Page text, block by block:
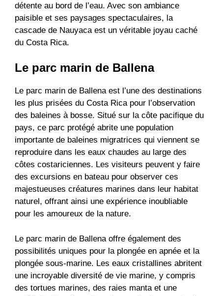
détente au bord de l’eau. Avec son ambiance
paisible et ses paysages spectaculaires, la
cascade de Nauyaca est un véritable joyau caché
du Costa Rica.
Le parc marin de Ballena
Le parc marin de Ballena est l’une des destinations
les plus prisées du Costa Rica pour l’observation
des baleines à bosse. Situé sur la côte pacifique du
pays, ce parc protégé abrite une population
importante de baleines migratrices qui viennent se
reproduire dans les eaux chaudes au large des
côtes costariciennes. Les visiteurs peuvent y faire
des excursions en bateau pour observer ces
majestueuses créatures marines dans leur habitat
naturel, offrant ainsi une expérience inoubliable
pour les amoureux de la nature.
Le parc marin de Ballena offre également des
possibilités uniques pour la plongée en apnée et la
plongée sous-marine. Les eaux cristallines abritent
une incroyable diversité de vie marine, y compris
des tortues marines, des raies manta et une